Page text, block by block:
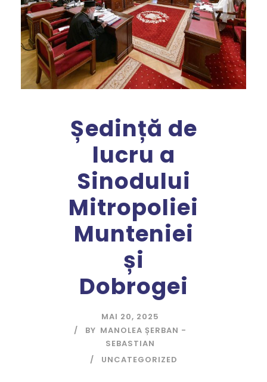
Ședință de
lucru a
Sinodului
Mitropoliei
Munteniei
și
Dobrogei
MAI 20, 2025
BY MANOLEA ȘERBAN -
SEBASTIAN
UNCATEGORIZED